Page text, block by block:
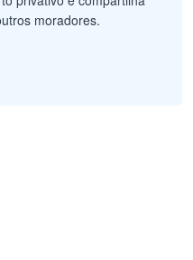
moradores.